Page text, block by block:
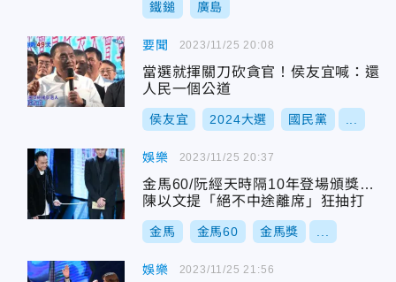
鐵鎚 廣島
要聞
當選就揮關刀砍貪官！侯友宜喊：還
人民一個公道
侯友宜 2024大選 國民黨
2023/11/25 20:08
娛樂
金馬60/阮經天時隔10年登場頒獎…
陳以文提「絕不中途離席」狂抽打
金馬 金馬60 金馬獎
2023/11/25 20:37
娛樂 2023/11/25 21:56